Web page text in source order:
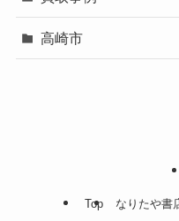
高崎市
Top なりたや書